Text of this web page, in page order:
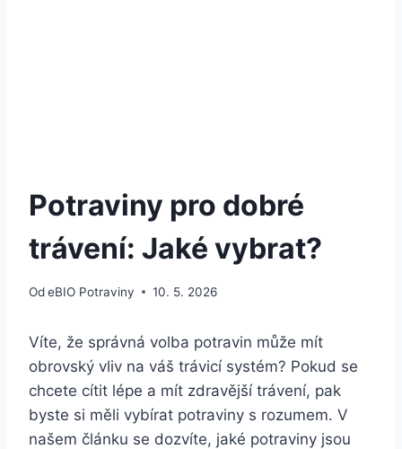
Potraviny pro dobré
trávení: Jaké vybrat?
OdeBIO Potraviny 10. 5. 2026
Víte, ⁢že správná volba potravin může mít​
obrovský vliv na váš trávicí systém? Pokud se
chcete cítit lépe ‍a mít ⁤zdravější ​trávení, pak
byste si‌ měli vybírat potraviny s rozumem. V
našem článku se dozvíte, ⁢jaké potraviny‍ jsou⁤